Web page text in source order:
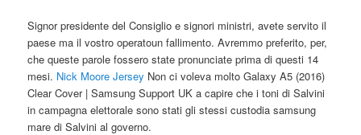
Signor presidente del Consiglio e signori ministri, avete servito il
paese ma il vostro operatoun fallimento. Avremmo preferito, per,
che queste parole fossero state pronunciate prima di questi 14
mesi. Nick Moore Jersey Non ci voleva molto Galaxy A5 (2016)
Clear Cover | Samsung Support UK a capire che i toni di Salvini
in campagna elettorale sono stati gli stessi custodia samsung
mare di Salvini al governo.